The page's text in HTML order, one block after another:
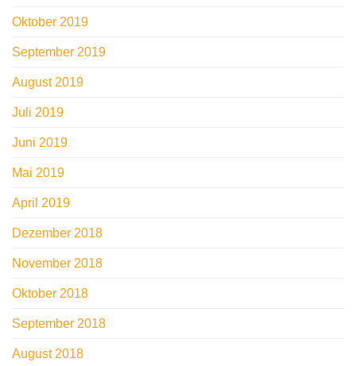
Oktober 2019
September 2019
August 2019
Juli 2019
Juni 2019
Mai 2019
April 2019
Dezember 2018
November 2018
Oktober 2018
September 2018
August 2018